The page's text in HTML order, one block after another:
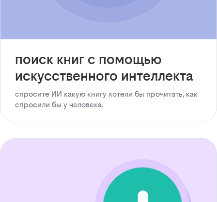
поиск книг с помощью
искусственного интеллекта
спросите ИИ какую книгу хотели бы прочитать, как
спросили бы у человека.